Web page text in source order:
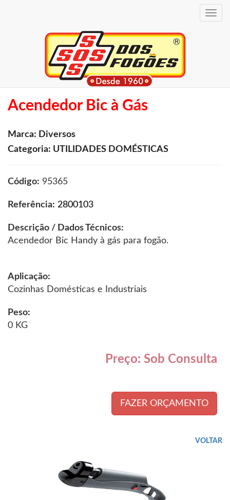
Toggle
Acendedor Bic à Gás
Marca: Diversos
Categoria: UTILIDADES DOMÉSTICAS
Código: 95365
Referência: 2800103
Descrição / Dados Técnicos:
Acendedor Bic Handy à gás para fogão.
Aplicação:
Cozinhas Domésticas e Industriais
Peso:
0 KG
Preço: Sob Consulta
FAZER ORÇAMENTO
VOLTAR